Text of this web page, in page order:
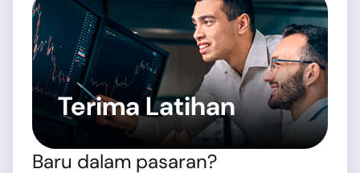
Terima Latihan
Baru dalam pasaran?